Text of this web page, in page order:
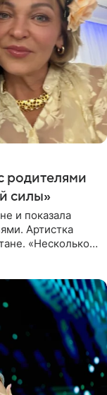
родителями
силы»
и показала
Артистка
«Несколько